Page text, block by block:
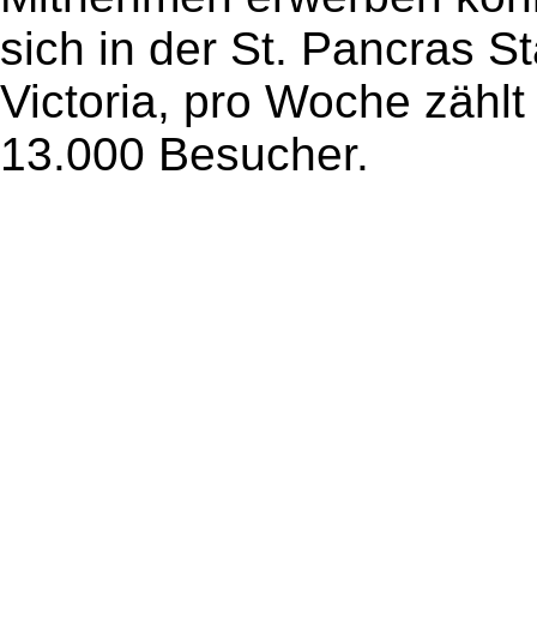
sich in der St. Pancras
Victoria, pro Woche
13.000 Besucher.